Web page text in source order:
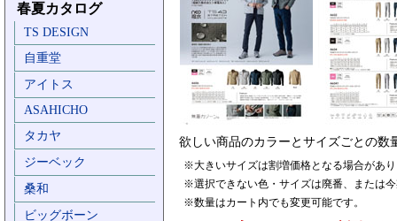
春夏カタログ
TS DESIGN
自重堂
アイトス
ASAHICHO
タカヤ
ジーベック
桑和
ビッグボーン
欲しい商品のカラーとサイズごとの数
※大きいサイズは割増価格となる場合があ
※選択できない色・サイズは廃番、または
※数量はカート内でも変更可能です。